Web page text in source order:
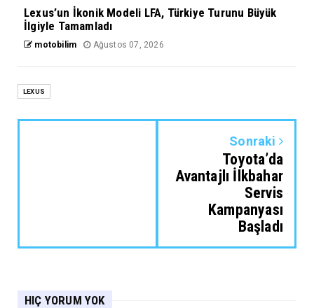
Lexus’un İkonik Modeli LFA, Türkiye Turunu Büyük
İlgiyle Tamamladı
motobilim Ağustos 07, 2026
LEXUS
Sonraki
Toyota’da
Avantajlı İlkbahar
Servis
Kampanyası
Başladı
HIÇ YORUM YOK